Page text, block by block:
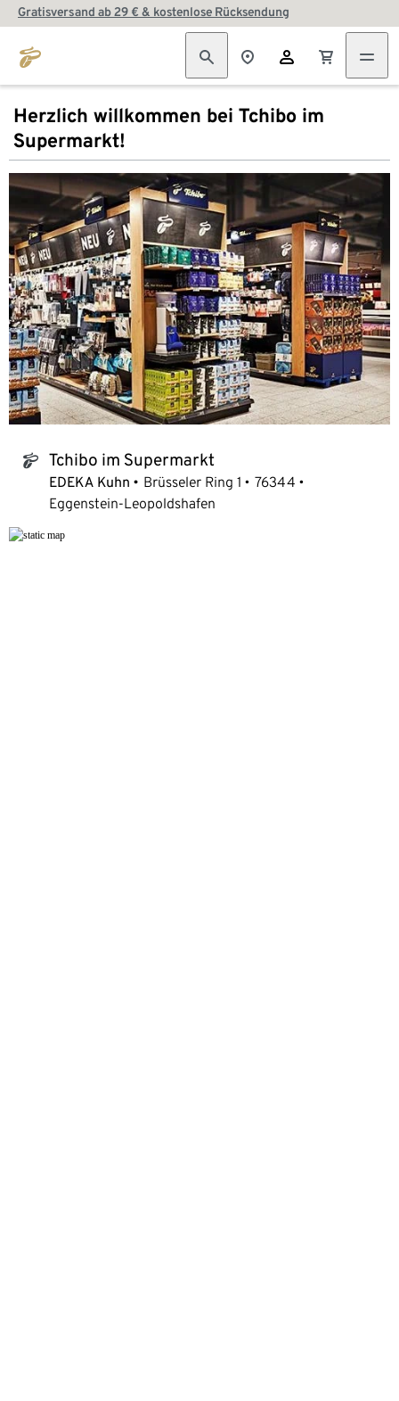
Gratisversand ab 29 € & kostenlose Rücksendung
Herzlich willkommen bei Tchibo im
Supermarkt!
tchibo_logo Tchibo im Supermarkt
EDEKA Kuhn Brüsseler Ring 1
76344
Eggenstein-Leopoldshafen